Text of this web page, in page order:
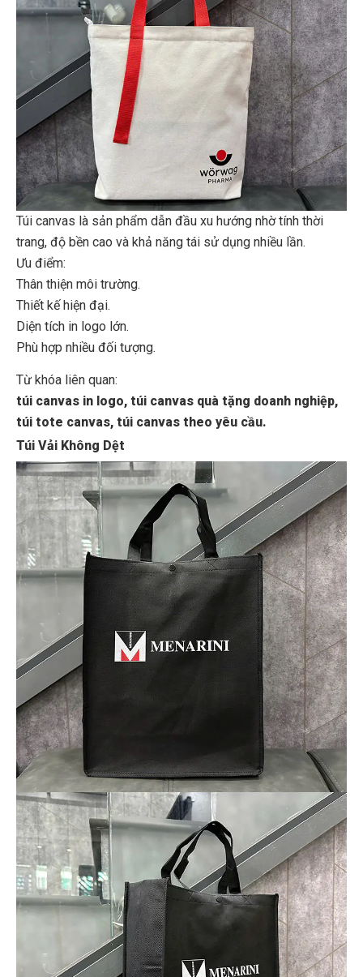
Túi canvas là sản phẩm dẫn đầu xu hướng nhờ tính thời
trang, độ bền cao và khả năng tái sử dụng nhiều lần.
Ưu điểm:
Thân thiện môi trường.
Thiết kế hiện đại.
Diện tích in logo lớn.
Phù hợp nhiều đối tượng.
Từ khóa liên quan:
túi canvas in logo, túi canvas quà tặng doanh nghiệp,
túi tote canvas, túi canvas theo yêu cầu.
Túi Vải Không Dệt